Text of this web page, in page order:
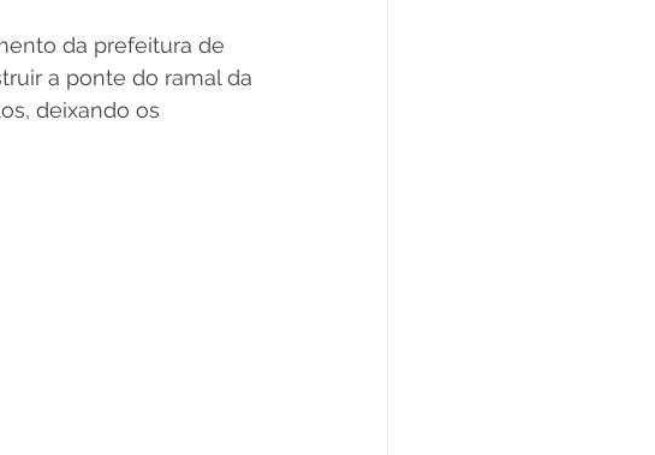
Nota de Esclarecimento
da prefeitura de
a ponte do ramal da
deixando os